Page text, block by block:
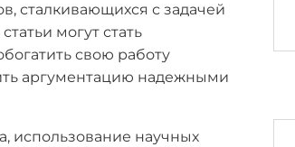
сталкивающихся с задачей
могут стать
свою работу
аргументацию надежными
использование научных